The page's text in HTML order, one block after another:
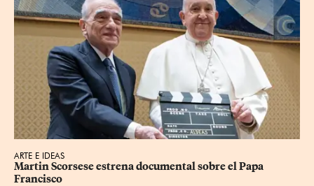
ARTE E IDEAS
Martin Scorsese estrena documental sobre el Papa
Francisco